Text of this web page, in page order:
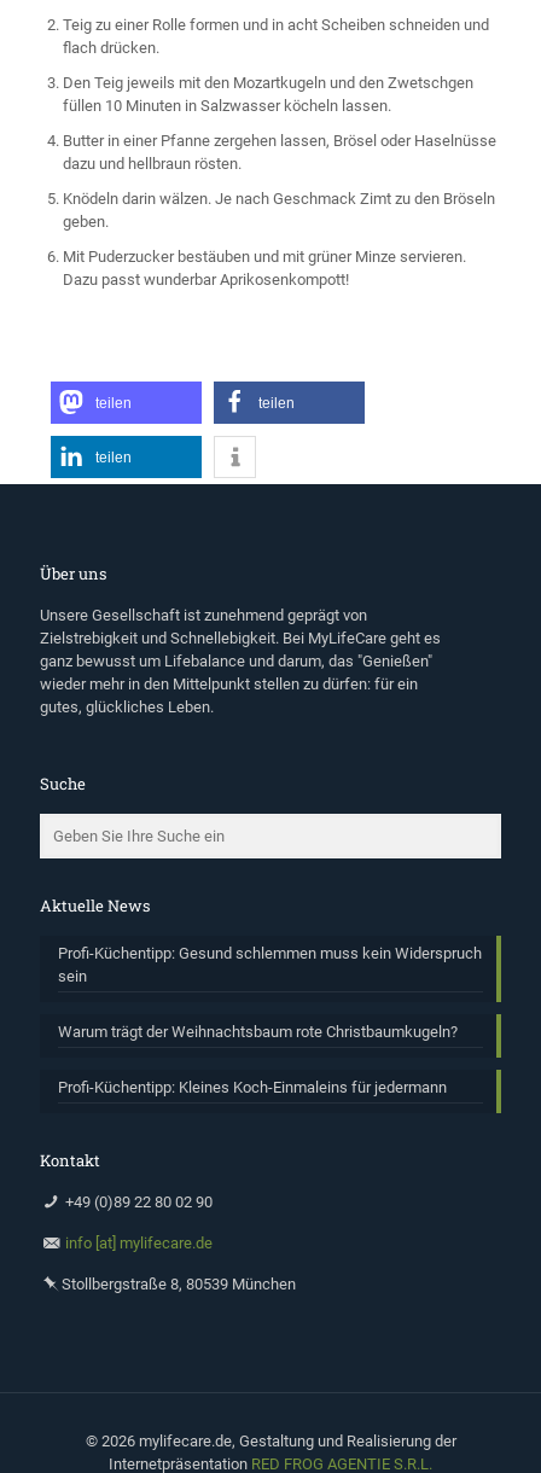
Teig zu einer Rolle formen und in acht Scheiben schneiden und
flach drücken.
Den Teig jeweils mit den Mozartkugeln und den Zwetschgen
füllen 10 Minuten in Salzwasser köcheln lassen.
Butter in einer Pfanne zergehen lassen, Brösel oder Haselnüsse
dazu und hellbraun rösten.
Knödeln darin wälzen. Je nach Geschmack Zimt zu den Bröseln
geben.
Mit Puderzucker bestäuben und mit grüner Minze servieren.
Dazu passt wunderbar Aprikosenkompott!
teilen teilen
teilen
Über uns
Unsere Gesellschaft ist zunehmend geprägt von
Zielstrebigkeit und Schnellebigkeit. Bei MyLifeCare geht es
ganz bewusst um Lifebalance und darum, das "Genießen"
wieder mehr in den Mittelpunkt stellen zu dürfen: für ein
gutes, glückliches Leben.
Suche
Aktuelle News
Profi-Küchentipp: Gesund schlemmen muss kein Widerspruch
sein
Warum trägt der Weihnachtsbaum rote Christbaumkugeln?
Profi-Küchentipp: Kleines Koch-Einmaleins für jedermann
Kontakt
+49 (0)89 22 80 02 90
info [at] mylifecare.de
Stollbergstraße 8, 80539 München
© 2026 mylifecare.de, Gestaltung und Realisierung der
Internetpräsentation RED FROG AGENTIE S.R.L.